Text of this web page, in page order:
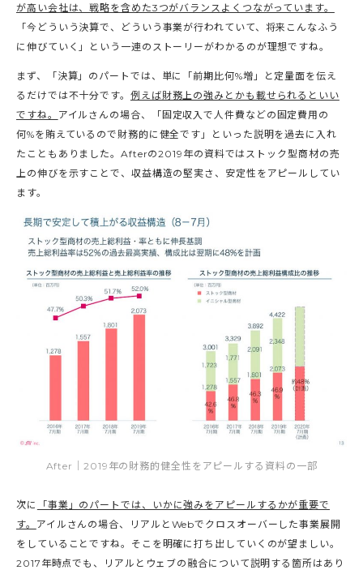
が高い会社は、戦略を含めた3つがバランスよくつながっています。
「今どういう決算で、どういう事業が行われていて、将来こんなふう
に伸びていく」という一連のストーリーがわかるのが理想ですね。
まず、「決算」のパートでは、単に「前期比何%増」と定量面を伝え
るだけでは不十分です。 例えば財務上の強みとかも載せられるといい
ですね。 アイルさんの場合、「固定収入で人件費などの固定費用の
何%を賄えているので財務的に健全です」といった説明を過去に入れ
たこともありました。Afterの2019年の資料ではストック型商材の売
上の伸びを示すことで、収益構造の堅実さ、安定性をアピールしてい
ます。
After｜2019年の財務的健全性をアピールする資料の一部
次に
「事業」のパートでは、いかに強みをアピールするかが重要で
す。 アイルさんの場合、リアルとWebでクロスオーバーした事業展開
をしていることですね。そこを明確に打ち出していくのが望ましい。
2017年時点でも、リアルとウェブの融合について説明する箇所はあり